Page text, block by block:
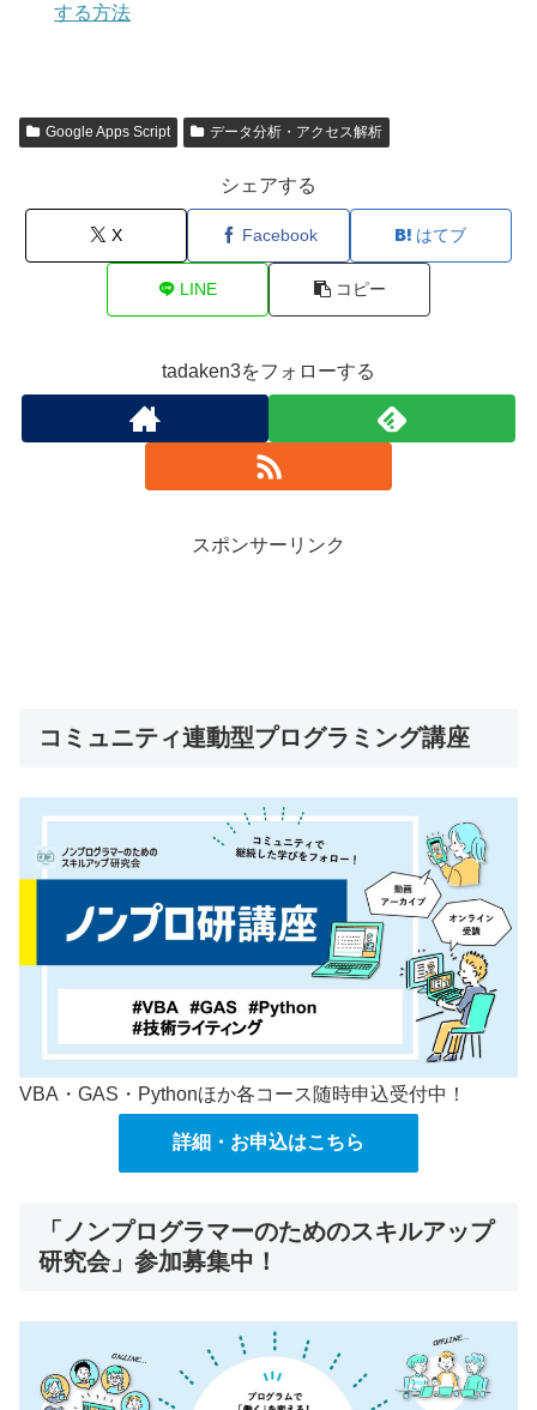
する方法
Google Apps Script データ分析・アクセス解析
シェアする
X Facebook はてブ
LINE コピー
tadaken3をフォローする
スポンサーリンク
コミュニティ連動型プログラミング講座
VBA・GAS・Pythonほか各コース随時申込受付中！
詳細・お申込はこちら
「ノンプログラマーのためのスキルアップ
研究会」参加募集中！